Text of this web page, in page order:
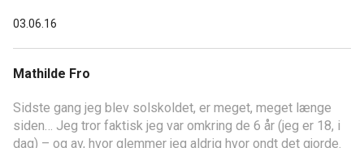
03.06.16
Mathilde Fro
Sidste gang jeg blev solskoldet, er meget, meget længe
siden… Jeg tror faktisk jeg var omkring de 6 år (jeg er 18, i
dag) – og av, hvor glemmer jeg aldrig hvor ondt det gjorde.